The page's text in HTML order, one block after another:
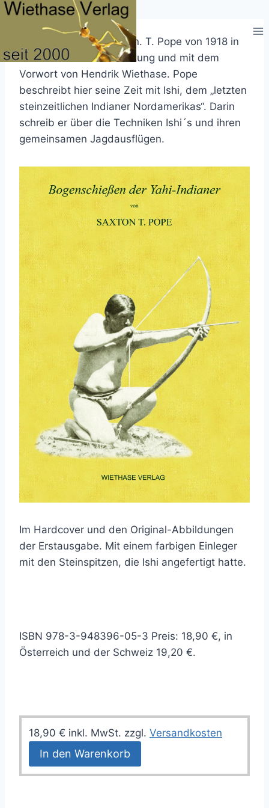
Zum
Der Klassiker von Saxton. T. Pope von 1918 in
der deutschen Übersetzung und mit dem
Vorwort von Hendrik Wiethase. Pope
beschreibt hier seine Zeit mit Ishi, dem „letzten
steinzeitlichen Indianer Nordamerikas“. Darin
schreib er über die Techniken Ishi´s und ihren
gemeinsamen Jagdausflügen.
Im Hardcover und den Original-Abbildungen
der Erstausgabe. Mit einem farbigen Einleger
mit den Steinspitzen, die Ishi angefertigt hatte.
ISBN 978-3-948396-05-3 Preis: 18,90 €, in
Österreich und der Schweiz 19,20 €.
18,90 € inkl. MwSt. zzgl. Versandkosten
In den Warenkorb